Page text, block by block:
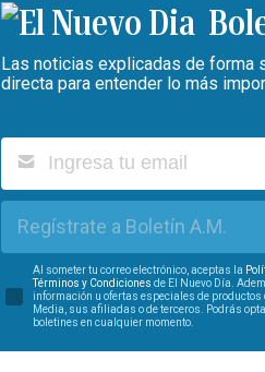
Las noticias explicadas de forma
directa para entender lo más
Regístrate a Boletín A.M.
Al someter tu correo electrónico, aceptas la
Términos y Condiciones de El Nuevo Día.
información u ofertas especiales de productos
Media, sus afiliadas o de terceros. Podrás
boletines en cualquier momento.